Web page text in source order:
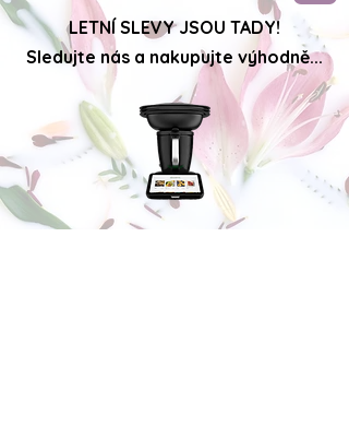
LETNÍ SLEVY JSOU TADY!
Sledujte nás a nakupujte výhodně...